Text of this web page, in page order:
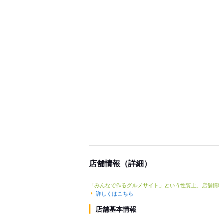
店舗情報（詳細）
「みんなで作るグルメサイト」という性質上、店舗
詳しくはこちら
店舗基本情報